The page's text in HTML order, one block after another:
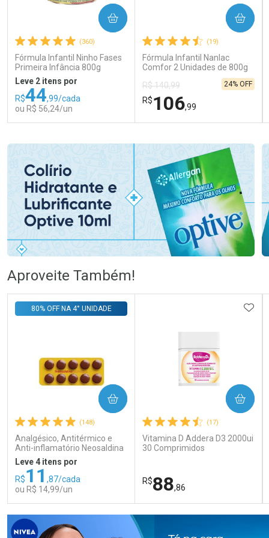
(360)
Fórmula Infantil Ninho Fases
Primeira Infância 800g
Leve 2 itens por
R$44,99/cada
ou R$ 56,24/un
COMPRAR
Comprar sem Desconto
Por R$ 56,24/cada
Comprar sem Desconto
Por R$ 56,24/cada
(19)
Fórmula Infantil Nanlac
Comfor 2 Unidades de 800g
R$ 140,99
R$106,99
24% OFF
COMPRAR
Laboratório
Comprar sem Desconto
Por Menos
Comprar sem Desconto
Aproveite Também!
(148)
Analgésico, Antitérmico e
Anti-inflamatório Neosaldina
30mg + 300mg + 30mg 10
Drágeas
80% OFF NA 4° UNIDADE
Leve 4 itens por
R$11 ,87/cada
ou R$ 14,99/un
COMPRAR
FECHAR
Laboratório
FECHAR
(17)
Vitamina D Addera D3 2000ui
30 Comprimidos
R$88,86
COMPRAR
Laboratório